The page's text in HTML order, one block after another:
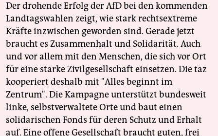
Der drohende Erfolg der AfD bei den kommenden
Landtagswahlen zeigt, wie stark rechtsextreme
Kräfte inzwischen geworden sind. Gerade jetzt
braucht es Zusammenhalt und Solidarität. Auch
und vor allem mit den Menschen, die sich vor Ort
für eine starke Zivilgesellschaft einsetzen. Die taz
kooperiert deshalb mit "Alles beginnt im
Zentrum". Die Kampagne unterstützt bundesweit
linke, selbstverwaltete Orte und baut einen
solidarischen Fonds für deren Schutz und Erhalt
auf. Eine offene Gesellschaft braucht guten, frei